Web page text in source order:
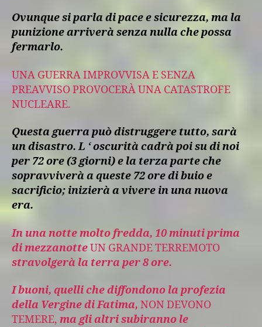
Ovunque si parla di pace e sicurezza, ma la
punizione arriverà senza nulla che possa
fermarlo.
UNA GUERRA IMPROVVISA E SENZA
PREAVVISO PROVOCERÀ UNA CATASTROFE
NUCLEARE.
Questa guerra può distruggere tutto, sarà
un disastro. L ‘ oscurità cadrà poi su di noi
per 72 ore (3 giorni) e la terza parte che
sopravviverà a queste 72 ore di buio e
sacrificio; inizierà a vivere in una nuova
era.
In una notte molto fredda, 10 minuti prima
di mezzanotteUN GRANDE TERREMOTO
stravolgerà la terra per 8 ore.
I buoni, quelli che diffondono la profezia
della Vergine di Fatima, NON DEVONO
TEMERE, ma gli altri subiranno le